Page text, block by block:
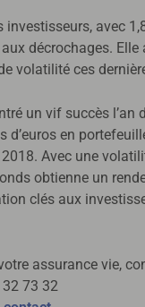
avec
décrochages.
volatilité ces
un vif succès
d’euros en
Avec une
obtienne un
clés aux
assurance vie,
73 32